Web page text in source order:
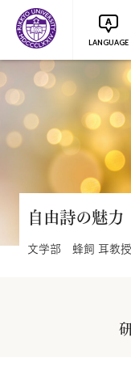
LANGUAGE
自由詩の魅力
文学部 蜂飼 耳教授